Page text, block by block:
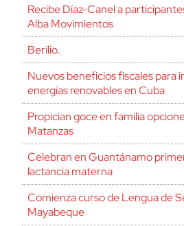
Recibe Díaz-Canel a
Alba Movimientos
Berilio.
Nuevos beneficios fiscales para
energías renovables en Cuba
Propician goce en familia
Matanzas
Celebran en Guantánamo
lactancia materna
Comienza curso de Lengua de
Mayabeque